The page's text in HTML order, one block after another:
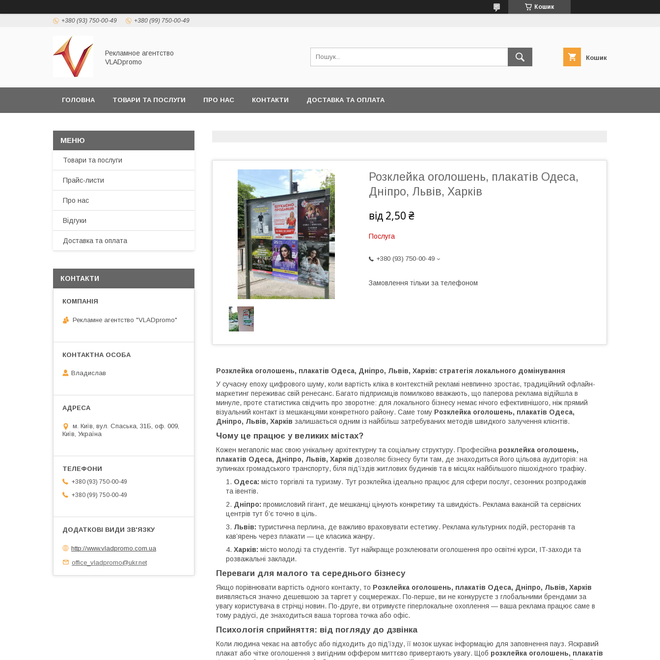
Кошик
+380 (93) 750-00-49 +380 (99) 750-00-49
Рекламное агентство
VLADpromo
Кошик
ГОЛОВНА ТОВАРИ ТА ПОСЛУГИ ПРО НАС КОНТАКТИ ДОСТАВКА ТА ОПЛАТА
Розклейка оголошень, плакатів Одеса,
Дніпро, Львів, Харків
від 2,50 ₴
Послуга
+380 (93) 750-00-49
Замовлення тільки за телефоном
Розклейка оголошень, плакатів Одеса, Дніпро, Львів, Харків: стратегія локального домінування
У сучасну епоху цифрового шуму, коли вартість кліка в контекстній рекламі невпинно зростає, традиційний офлайн-
маркетинг переживає свій ренесанс. Багато підприємців помилково вважають, що паперова реклама відійшла в
минуле, проте статистика свідчить про зворотне: для локального бізнесу немає нічого ефективнішого, ніж прямий
візуальний контакт із мешканцями конкретного району. Саме тому Розклейка оголошень, плакатів Одеса,
Дніпро, Львів, Харків залишається одним із найбільш затребуваних методів швидкого залучення клієнтів.
Чому це працює у великих містах?
Кожен мегаполіс має свою унікальну архітектурну та соціальну структуру. Професійна розклейка оголошень,
плакатів Одеса, Дніпро, Львів, Харків дозволяє бізнесу бути там, де знаходиться його цільова аудиторія: на
зупинках громадського транспорту, біля під’їздів житлових будинків та в місцях найбільшого пішохідного трафіку.
Одеса: місто торгівлі та туризму. Тут розклейка ідеально працює для сфери послуг, сезонних розпродажів
та івентів.
Дніпро: промисловий гігант, де мешканці цінують конкретику та швидкість. Реклама вакансій та сервісних
центрів тут б’є точно в ціль.
Львів: туристична перлина, де важливо враховувати естетику. Реклама культурних подій, ресторанів та
кав’ярень через плакати — це класика жанру.
Харків: місто молоді та студентів. Тут найкраще розклеювати оголошення про освітні курси, IT-заходи та
розважальні заклади.
Переваги для малого та середнього бізнесу
Якщо порівнювати вартість одного контакту, то Розклейка оголошень, плакатів Одеса, Дніпро, Львів, Харків
виявляється значно дешевшою за таргет у соцмережах. По-перше, ви не конкуруєте з глобальними брендами за
увагу користувача в стрічці новин. По-друге, ви отримуєте гіперлокальне охоплення — ваша реклама працює саме в
тому радіусі, де знаходиться ваша торгова точка або офіс.
Психологія сприйняття: від погляду до дзвінка
Коли людина чекає на автобус або підходить до під’їзду, її мозок шукає інформацію для заповнення пауз. Яскравий
плакат або чітке оголошення з вигідним оффером миттєво привертають увагу. Щоб розклейка оголошень, плакатів
Товари та послуги
Прайс-листи
Про нас
Відгуки
Доставка та оплата
КОНТАКТИ
Рекламне агентство "VLADpromo"
Владислав
м. Київ, вул. Спаська, 31Б, оф. 009,
Київ, Україна
+380 (93) 750-00-49
+380 (99) 750-00-49
http://www.vladpromo.com.ua
office_vladpromo@ukr.net